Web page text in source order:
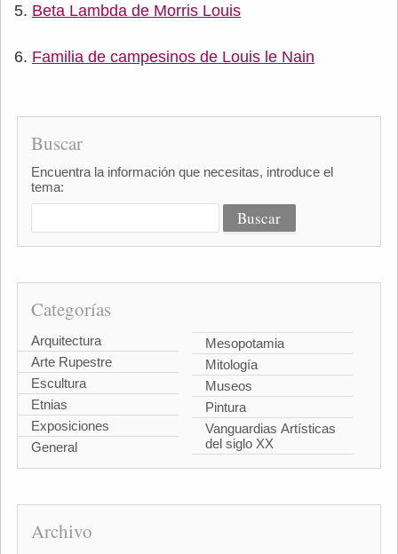
Beta Lambda de Morris Louis
Familia de campesinos de Louis le Nain
Buscar
Encuentra la información que necesitas, introduce el
tema:
Categorías
Arquitectura
Arte Rupestre
Escultura
Etnias
Exposiciones
General
Mesopotamia
Mitología
Museos
Pintura
Vanguardias Artísticas
del siglo XX
Archivo